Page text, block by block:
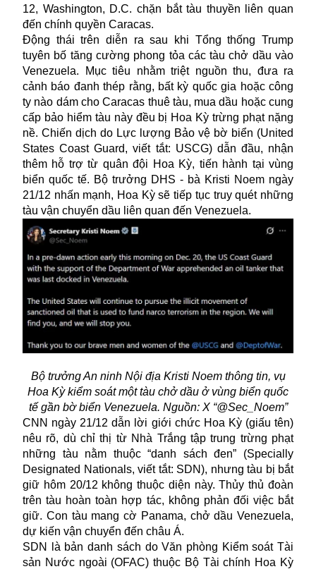
12, Washington, D.C. chặn bắt tàu thuyền liên quan
đến chính quyền Caracas.
Động thái trên diễn ra sau khi Tổng thống Trump
tuyên bố tăng cường phong tỏa các tàu chở dầu vào
Venezuela. Mục tiêu nhằm triệt nguồn thu, đưa ra
cảnh báo đanh thép rằng, bất kỳ quốc gia hoặc công
ty nào dám cho Caracas thuê tàu, mua dầu hoặc cung
cấp bảo hiểm tàu này đều bị Hoa Kỳ trừng phạt nặng
nề. Chiến dịch do Lực lượng Bảo vệ bờ biển (United
States Coast Guard, viết tắt: USCG) dẫn đầu, nhận
thêm hỗ trợ từ quân đội Hoa Kỳ, tiến hành tại vùng
biển quốc tế. Bộ trưởng DHS - bà Kristi Noem ngày
21/12 nhấn mạnh, Hoa Kỳ sẽ tiếp tục truy quét những
tàu vận chuyển dầu liên quan đến Venezuela.
Bộ trưởng An ninh Nội địa Kristi Noem thông tin, vụ
Hoa Kỳ kiểm soát một tàu chở dầu ở vùng biển quốc
tế gần bờ biển Venezuela. Nguồn: X “@Sec_Noem”
CNN ngày 21/12 dẫn lời giới chức Hoa Kỳ (giấu tên)
nêu rõ, dù chỉ thị từ Nhà Trắng tập trung trừng phạt
những tàu nằm thuộc “danh sách đen” (Specially
Designated Nationals, viết tắt: SDN), nhưng tàu bị bắt
giữ hôm 20/12 không thuộc diện này. Thủy thủ đoàn
trên tàu hoàn toàn hợp tác, không phản đối việc bắt
giữ. Con tàu mang cờ Panama, chở dầu Venezuela,
dự kiến vận chuyển đến châu Á.
SDN là bản danh sách do Văn phòng Kiểm soát Tài
sản Nước ngoài (OFAC) thuộc Bộ Tài chính Hoa Kỳ